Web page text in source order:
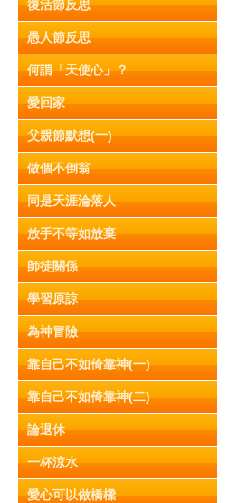
復活節反思
愚人節反思
何謂「天使心」？
愛回家
父親節默想(一)
做個不倒翁
同是天涯淪落人
放手不等如放棄
師徒關係
學習原諒
為神冒險
靠自己不如倚靠神(一)
靠自己不如倚靠神(二)
論退休
一杯涼水
愛心可以做橋樑